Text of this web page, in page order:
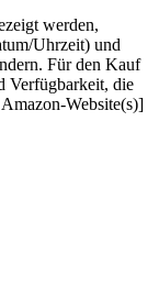
werden,
Uhrzeit) und
Für den Kauf
Verfügbarkeit, die
Website(s)]